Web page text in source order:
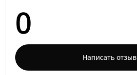
0
Написать отзыв